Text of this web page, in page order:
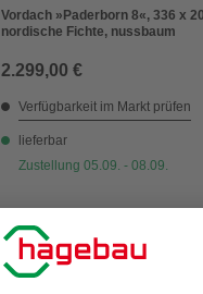
Vordach »Paderborn 8«, 336 x
nordische Fichte, nussbaum
2.299,00 €
Verfügbarkeit im Markt prüfen
lieferbar
Zustellung 05.09. - 08.09.
1 von5